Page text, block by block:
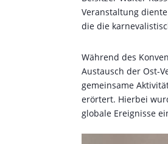
Veranstaltung
die die
Während des
Austausch der Ost-
gemeinsame
erörtert. Hierbei
globale Ereignisse